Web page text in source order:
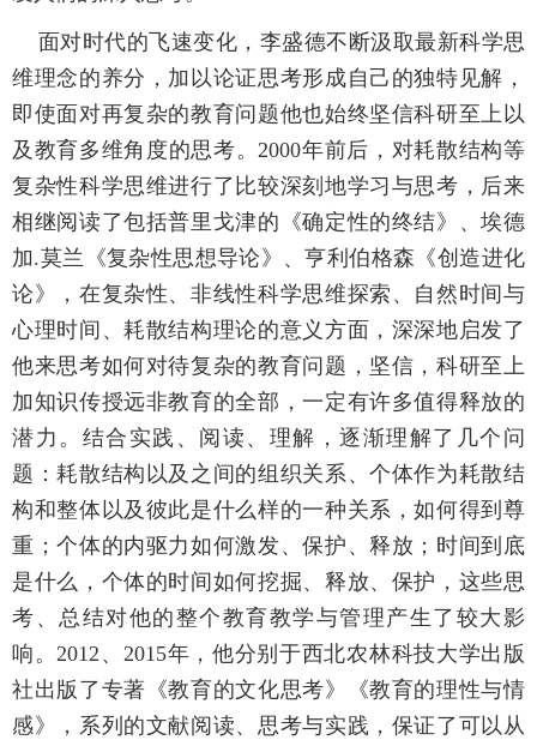
面对时代的飞速变化，李盛德不断汲取最新科学思
维理念的养分，加以论证思考形成自己的独特见解，
即使面对再复杂的教育问题他也始终坚信科研至上以
及教育多维角度的思考。2000年前后，对耗散结构等
复杂性科学思维进行了比较深刻地学习与思考，后来
相继阅读了包括普里戈津的《确定性的终结》、埃德
加.莫兰《复杂性思想导论》、亨利伯格森《创造进化
论》，在复杂性、非线性科学思维探索、自然时间与
心理时间、耗散结构理论的意义方面，深深地启发了
他来思考如何对待复杂的教育问题，坚信，科研至上
加知识传授远非教育的全部，一定有许多值得释放的
潜力。结合实践、阅读、理解，逐渐理解了几个问
题：耗散结构以及之间的组织关系、个体作为耗散结
构和整体以及彼此是什么样的一种关系，如何得到尊
重；个体的内驱力如何激发、保护、释放；时间到底
是什么，个体的时间如何挖掘、释放、保护，这些思
考、总结对他的整个教育教学与管理产生了较大影
响。2012、2015年，他分别于西北农林科技大学出版
社出版了专著《教育的文化思考》《教育的理性与情
感》，系列的文献阅读、思考与实践，保证了可以从